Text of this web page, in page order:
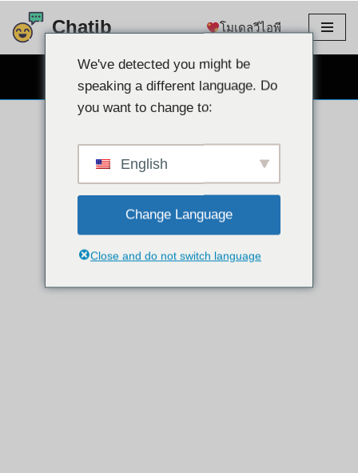
ข้าม
เนื้อหา
Chatib โมเดลวีไอพี
แชทผ่านเว็บแคมฟรี
We've detected you might be
speaking a different language. Do
you want to change to:
English
Change Language
Close and do not switch language